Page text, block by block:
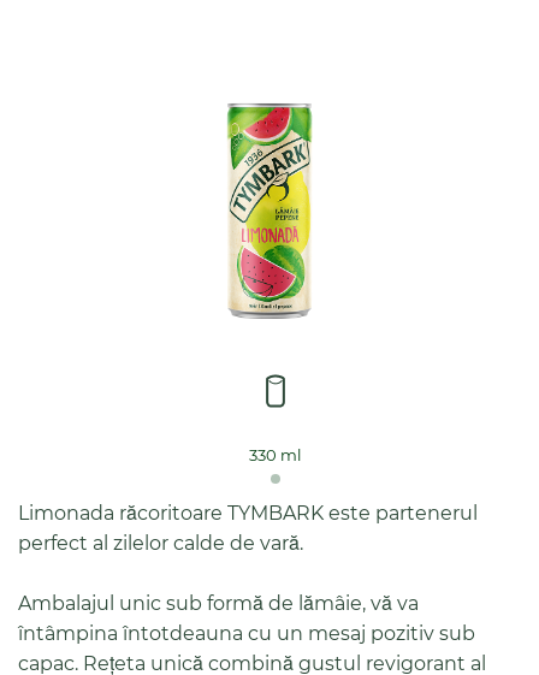
330 ml
Limonada răcoritoare TYMBARK este partenerul
perfect al zilelor calde de vară.
Ambalajul unic sub formă de lămâie, vă va
întâmpina întotdeauna cu un mesaj pozitiv sub
capac. Rețeta unică combină gustul revigorant al